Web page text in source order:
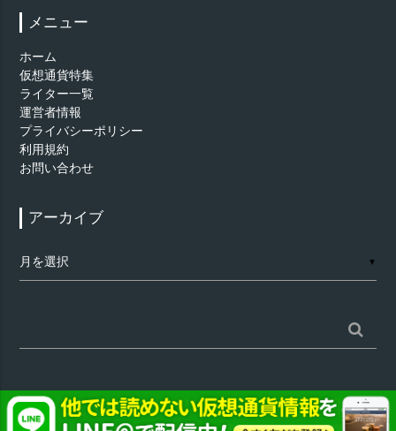
メニュー
ホーム
仮想通貨特集
ライター一覧
運営者情報
プライバシーポリシー
利用規約
お問い合わせ
アーカイブ
ー
▼
索:
©仮想通貨 - AppTimes